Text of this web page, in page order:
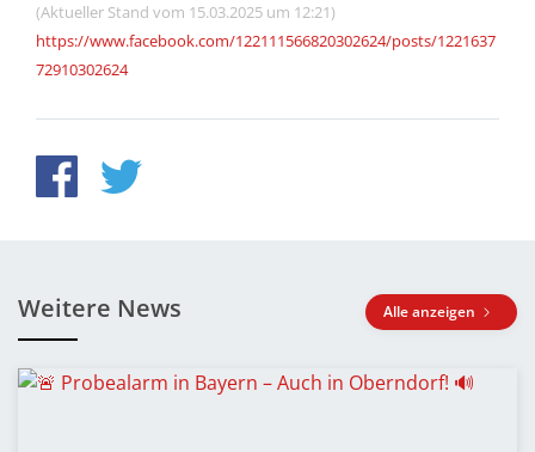
(Aktueller Stand vom 15.03.2025 um 12:21)
https://www.facebook.com/122111566820302624/posts/1221637
72910302624
Weitere News Alle anzeigen